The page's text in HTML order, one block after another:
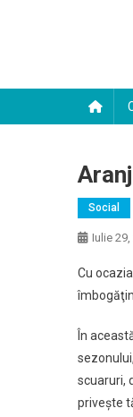
Social
Iulie 29,
Cu
În
scuaruri,
priveşte